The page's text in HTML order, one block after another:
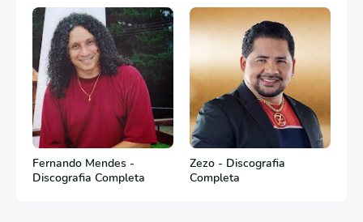
Fernando Mendes -
Discografia Completa
Zezo - Discografia
Completa